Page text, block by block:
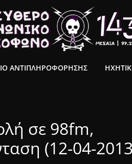
ΑΝΤΙΠΛΗΡΟΦΟΡΗΣΗΣ
σε 98fm,
(12-04-